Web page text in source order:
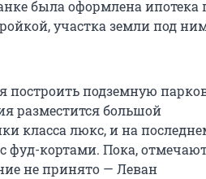
была оформлена ипотека
участка земли под
построить подземную
разместится большой
класса люкс, и на
фуд-кортами. Пока,
не принято — Леван